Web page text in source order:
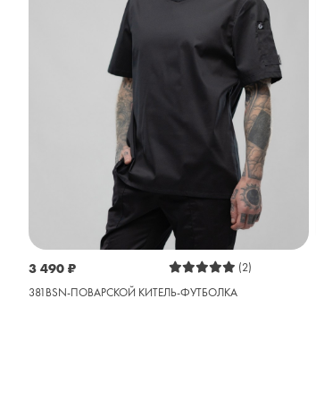
3 490 ₽
(2)
381BSN-ПОВАРСКОЙ КИТЕЛЬ-ФУТБОЛКА